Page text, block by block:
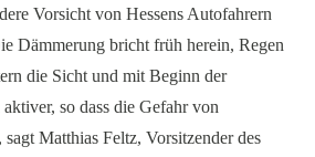
Vorsicht von Hessens Autofahrern
Dämmerung bricht früh herein, Regen
die Sicht und mit Beginn der
so dass die Gefahr von
Matthias Feltz, Vorsitzender des